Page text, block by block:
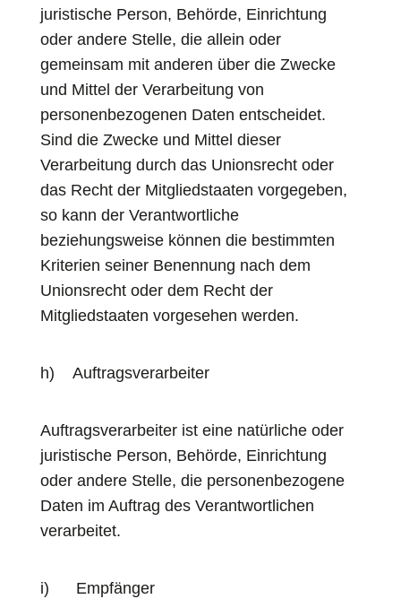
juristische Person, Behörde, Einrichtung
oder andere Stelle, die allein oder
gemeinsam mit anderen über die Zwecke
und Mittel der Verarbeitung von
personenbezogenen Daten entscheidet.
Sind die Zwecke und Mittel dieser
Verarbeitung durch das Unionsrecht oder
das Recht der Mitgliedstaaten vorgegeben,
so kann der Verantwortliche
beziehungsweise können die bestimmten
Kriterien seiner Benennung nach dem
Unionsrecht oder dem Recht der
Mitgliedstaaten vorgesehen werden.
h) Auftragsverarbeiter
Auftragsverarbeiter ist eine natürliche oder
juristische Person, Behörde, Einrichtung
oder andere Stelle, die personenbezogene
Daten im Auftrag des Verantwortlichen
verarbeitet.
i) Empfänger